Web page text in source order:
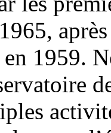
1959.